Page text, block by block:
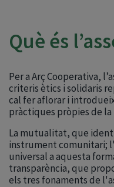
Què és
Per a Arç Cooperativa,
criteris ètics i solidaris
cal fer aflorar i
pràctiques pròpies de
La mutualitat, que
instrument comunitari;
universal a aquesta
transparència, que
els tres fonaments de